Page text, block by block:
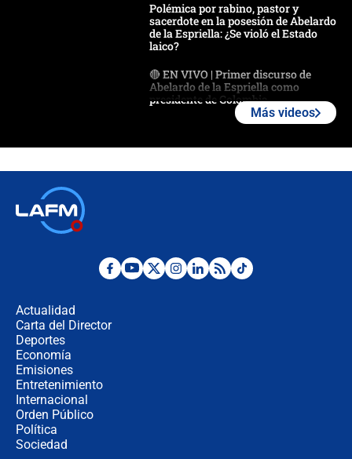
Polémica por rabino, pastor y
sacerdote en la posesión de Abelardo
de la Espriella: ¿Se violó el Estado
laico?
🔴 EN VIVO | Primer discurso de
Abelardo de la Espriella como
presidente de Colombia
Desde dermatitis hasta infecciones:
Más videos
Actualidad
Carta del Director
Deportes
Economía
Emisiones
Entretenimiento
Internacional
Orden Público
Política
Sociedad